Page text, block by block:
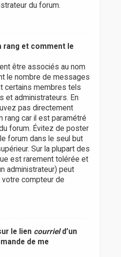
du forum.
rang et comment le
être associés au nom
le nombre de messages
certains membres tels
et administrateurs. En
pas directement
rang car il est paramétré
forum. Évitez de poster
forum dans le seul but
Sur la plupart des
est rarement tolérée et
administrateur) peut
compteur de
le lien courrield’un
de me